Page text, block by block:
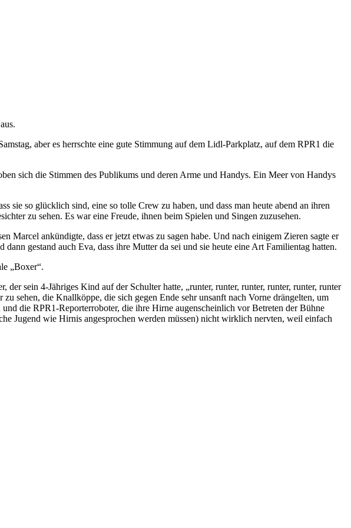
aber es herrschte eine gute Stimmung auf dem Lidl-Parkplatz, auf dem RPR1 die
sich die Stimmen des Publikums und deren Arme und Handys. Ein Meer von Handys
sie so glücklich sind, eine so tolle Crew zu haben, und dass man heute abend an ihren
zu sehen. Es war eine Freude, ihnen beim Spielen und Singen zuzusehen.
Marcel ankündigte, dass er jetzt etwas zu sagen habe. Und nach einigem Zieren sagte er
gestand auch Eva, dass ihre Mutter da sei und sie heute eine Art Familientag hatten.
„Boxer“.
sein 4-Jähriges Kind auf der Schulter hatte, „runter, runter, runter, runter, runter, runter
sehen, die Knallköppe, die sich gegen Ende sehr unsanft nach Vorne drängelten, um
die RPR1-Reporterroboter, die ihre Hirne augenscheinlich vor Betreten der Bühne
Jugend wie Hirnis angesprochen werden müssen) nicht wirklich nervten, weil einfach